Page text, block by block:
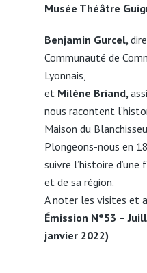
Musée Théâtre
Benjamin Gurcel,
Communauté de
Lyonnais,
et Milène Briand,
nous racontent
Maison du
Plongeons-nous en
suivre l’histoire
et de sa région.
A noter les visites et
Émission N°53 –
janvier 2022)